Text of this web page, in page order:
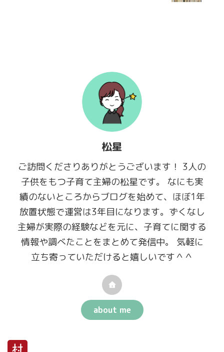
松星
ご訪問くださりありがとうございます！ 3人の
子供をもつ子育て主婦の松星です。 なにも実
績のないところからブログを始めて、ほぼ1年
放置状態で運営は3年目になります。ずくなし
主婦が実際の経験などを元に、子育てに関する
情報や調べたことをまとめて発信中。 気軽に
立ち寄っていただけると嬉しいです＾＾
about me